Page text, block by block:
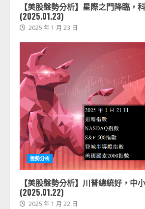
【美股盤勢分析】星際之門降臨，
(2025.01.23)
2025 年 1 月 23 日
盤勢分析
【美股盤勢分析】川普總統好，中
(2025.01.22)
2025 年 1 月 22 日